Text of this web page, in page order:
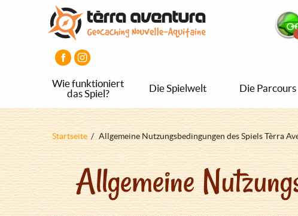
Wie funktioniert
das Spiel?
Die Spielwelt Die Parcours
Pfadnavigation
Startseite Allgemeine Nutzungsbedingungen des Spiels Tèrra
Allgemeine